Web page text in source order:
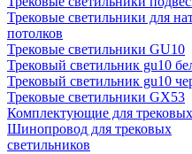
Трековые светильники для
потолков
Трековые светильники GU10
Трековый светильник gu10
Трековый светильник gu10
Трековые светильники GX53
Комплектующие для
Шинопровод для трековых
светильников